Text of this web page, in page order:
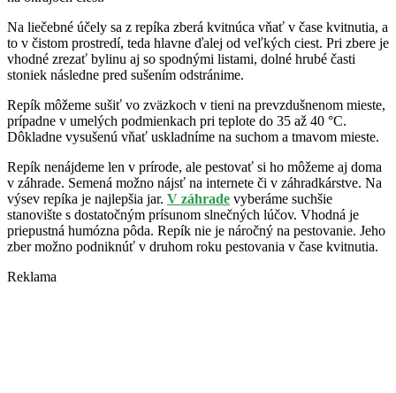
Na liečebné účely sa z repíka zberá kvitnúca vňať v čase kvitnutia, a
to v čistom prostredí, teda hlavne ďalej od veľkých ciest. Pri zbere je
vhodné zrezať bylinu aj so spodnými listami, dolné hrubé časti
stoniek následne pred sušením odstránime.
Repík môžeme sušiť vo zväzkoch v tieni na prevzdušnenom mieste,
prípadne v umelých podmienkach pri teplote do 35 až 40 °C.
Dôkladne vysušenú vňať uskladníme na suchom a tmavom mieste.
Repík nenájdeme len v prírode, ale pestovať si ho môžeme aj doma
v záhrade. Semená možno nájsť na internete či v záhradkárstve. Na
výsev repíka je najlepšia jar. V záhrade vyberáme suchšie
stanovište s dostatočným prísunom slnečných lúčov. Vhodná je
priepustná humózna pôda. Repík nie je náročný na pestovanie. Jeho
zber možno podniknúť v druhom roku pestovania v čase kvitnutia.
Reklama